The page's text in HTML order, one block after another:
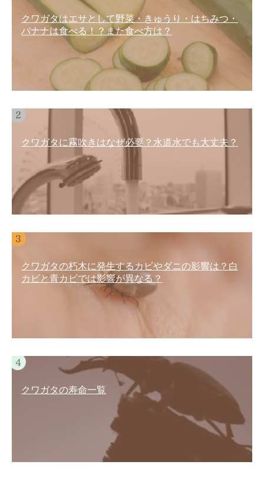
クワガタはエサとして野菜・きゅうり・はちみつ・
バナナは食べる！？また食べ方は？
クワガタに霧吹きはなぜ必要？水道水でも大丈夫？
クワガタの朽木に発生するカビやダニの影響は？白
カビと青カビでは影響が異なる？
クワガタの寿命一覧